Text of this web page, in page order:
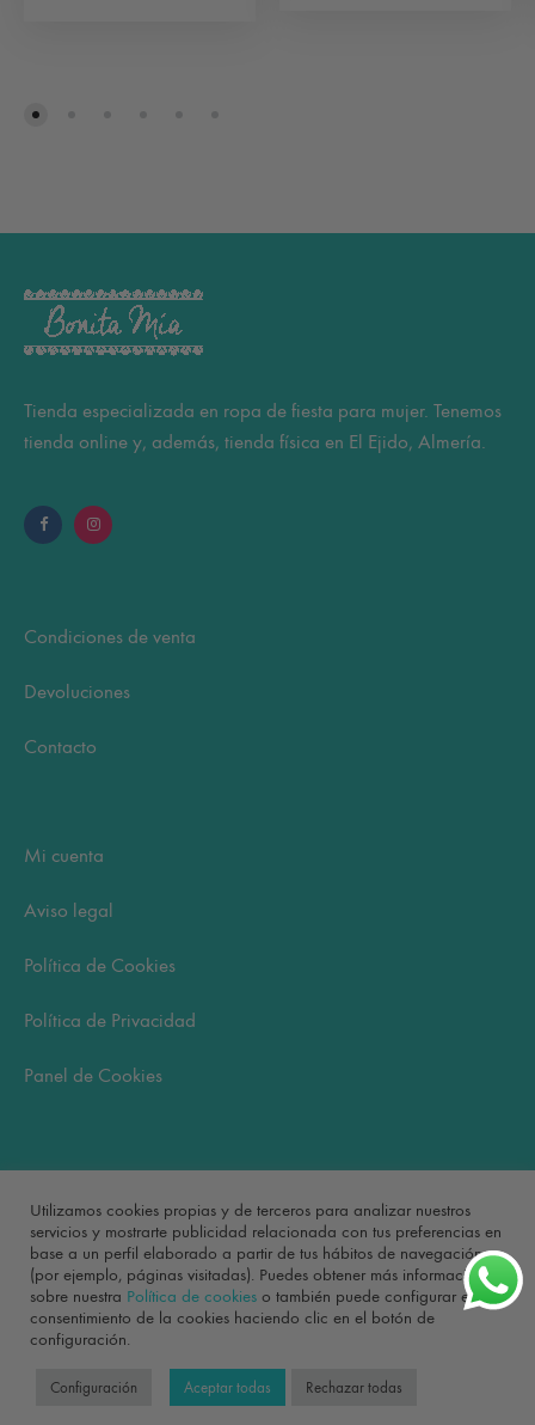
Tienda especializada en ropa de fiesta para mujer. Tenemos
tienda online y, además, tienda física en El Ejido, Almería.
Condiciones de venta
Devoluciones
Contacto
Mi cuenta
Aviso legal
Política de Cookies
Política de Privacidad
Panel de Cookies
No hay productos en el carrito.
©2022 Bonita Mía
Utilizamos cookies propias y de terceros para analizar nuestros
servicios y mostrarte publicidad relacionada con tus preferencias en
base a un perfil elaborado a partir de tus hábitos de navegación
(por ejemplo, páginas visitadas). Puedes obtener más información
sobre nuestra Política de cookies o también puede configurar el
consentimiento de la cookies haciendo clic en el botón de
configuración.
Configuración Aceptar todas Rechazar todas